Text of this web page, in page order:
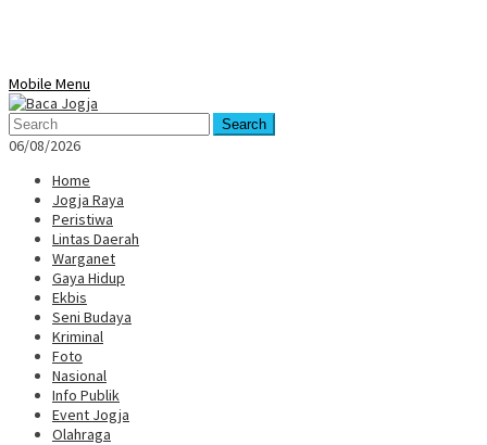
Mobile Menu
Search
06/08/2026
Home
Jogja Raya
Peristiwa
Lintas Daerah
Warganet
Gaya Hidup
Ekbis
Seni Budaya
Kriminal
Foto
Nasional
Info Publik
Event Jogja
Olahraga